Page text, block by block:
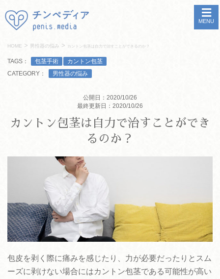
MENU
HOME > 男性器の悩み > カントン包茎は自力で治すことができるのか？
TAGS： 包茎手術
カントン包茎
CATEGORY：
男性器の悩み
公開日：2020/10/26
最終更新日：2020/10/26
カントン包茎は自力で治すことができ
るのか？
包皮を剥く際に痛みを感じたり、力が必要だったりとスム
ーズに剥けない場合にはカントン包茎である可能性が高い